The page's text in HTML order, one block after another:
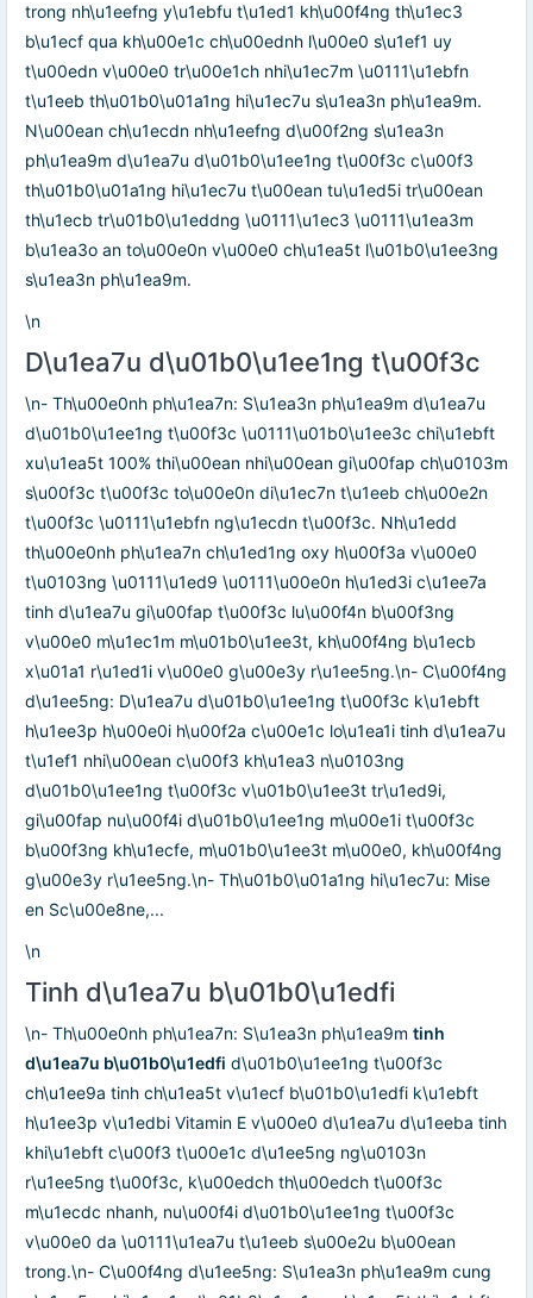
trong nh\u1eefng y\u1ebfu t\u1ed1 kh\u00f4ng th\u1ec3
b\u1ecf qua kh\u00e1c ch\u00ednh l\u00e0 s\u1ef1 uy
t\u00edn v\u00e0 tr\u00e1ch nhi\u1ec7m \u0111\u1ebfn
t\u1eeb th\u01b0\u01a1ng hi\u1ec7u s\u1ea3n ph\u1ea9m.
N\u00ean ch\u1ecdn nh\u1eefng d\u00f2ng s\u1ea3n
ph\u1ea9m d\u1ea7u d\u01b0\u1ee1ng t\u00f3c c\u00f3
th\u01b0\u01a1ng hi\u1ec7u t\u00ean tu\u1ed5i tr\u00ean
th\u1ecb tr\u01b0\u1eddng \u0111\u1ec3 \u0111\u1ea3m
b\u1ea3o an to\u00e0n v\u00e0 ch\u1ea5t l\u01b0\u1ee3ng
s\u1ea3n ph\u1ea9m.
\n
D\u1ea7u d\u01b0\u1ee1ng t\u00f3c
\n- Th\u00e0nh ph\u1ea7n: S\u1ea3n ph\u1ea9m d\u1ea7u
d\u01b0\u1ee1ng t\u00f3c \u0111\u01b0\u1ee3c chi\u1ebft
xu\u1ea5t 100% thi\u00ean nhi\u00ean gi\u00fap ch\u0103m
s\u00f3c t\u00f3c to\u00e0n di\u1ec7n t\u1eeb ch\u00e2n
t\u00f3c \u0111\u1ebfn ng\u1ecdn t\u00f3c. Nh\u1edd
th\u00e0nh ph\u1ea7n ch\u1ed1ng oxy h\u00f3a v\u00e0
t\u0103ng \u0111\u1ed9 \u0111\u00e0n h\u1ed3i c\u1ee7a
tinh d\u1ea7u gi\u00fap t\u00f3c lu\u00f4n b\u00f3ng
v\u00e0 m\u1ec1m m\u01b0\u1ee3t, kh\u00f4ng b\u1ecb
x\u01a1 r\u1ed1i v\u00e0 g\u00e3y r\u1ee5ng.\n- C\u00f4ng
d\u1ee5ng: D\u1ea7u d\u01b0\u1ee1ng t\u00f3c k\u1ebft
h\u1ee3p h\u00e0i h\u00f2a c\u00e1c lo\u1ea1i tinh d\u1ea7u
t\u1ef1 nhi\u00ean c\u00f3 kh\u1ea3 n\u0103ng
d\u01b0\u1ee1ng t\u00f3c v\u01b0\u1ee3t tr\u1ed9i,
gi\u00fap nu\u00f4i d\u01b0\u1ee1ng m\u00e1i t\u00f3c
b\u00f3ng kh\u1ecfe, m\u01b0\u1ee3t m\u00e0, kh\u00f4ng
g\u00e3y r\u1ee5ng.\n- Th\u01b0\u01a1ng hi\u1ec7u: Mise
en Sc\u00e8ne,...
\n
Tinh d\u1ea7u b\u01b0\u1edfi
\n- Th\u00e0nh ph\u1ea7n: S\u1ea3n ph\u1ea9m tinh
d\u1ea7u b\u01b0\u1edfi d\u01b0\u1ee1ng t\u00f3c
ch\u1ee9a tinh ch\u1ea5t v\u1ecf b\u01b0\u1edfi k\u1ebft
h\u1ee3p v\u1edbi Vitamin E v\u00e0 d\u1ea7u d\u1eeba tinh
khi\u1ebft c\u00f3 t\u00e1c d\u1ee5ng ng\u0103n
r\u1ee5ng t\u00f3c, k\u00edch th\u00edch t\u00f3c
m\u1ecdc nhanh, nu\u00f4i d\u01b0\u1ee1ng t\u00f3c
v\u00e0 da \u0111\u1ea7u t\u1eeb s\u00e2u b\u00ean
trong.\n- C\u00f4ng d\u1ee5ng: S\u1ea3n ph\u1ea9m cung